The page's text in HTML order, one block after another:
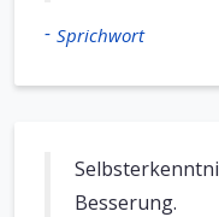
- Sprichwort
Besserung.